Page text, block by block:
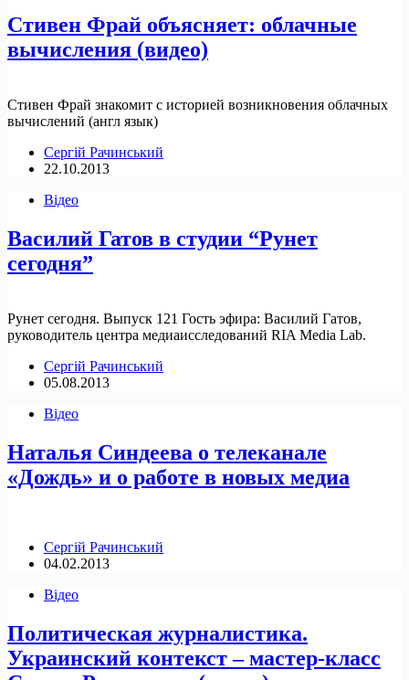
Стивен Фрай объясняет: облачные
вычисления (видео)
Стивен Фрай знакомит с историей возникновения облачных
вычислений (англ язык)
Сергій Рачинський
22.10.2013
Відео
Василий Гатов в студии “Рунет
сегодня”
Рунет сегодня. Выпуск 121 Гость эфира: Василий Гатов,
руководитель центра медиаисследований RIA Media Lab.
Сергій Рачинський
05.08.2013
Відео
Наталья Синдеева о телеканале
«Дождь» и о работе в новых медиа
Сергій Рачинський
04.02.2013
Відео
Политическая журналистика.
Украинский контекст – мастер-класс